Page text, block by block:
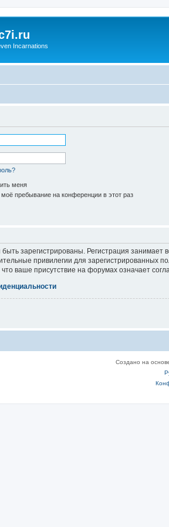
Incarnations
меня
пребывание на конференции в этот раз
зарегистрированы. Регистрация занимает
привилегии для зарегистрированных
ваше присутствие на форумах означает
Создано на